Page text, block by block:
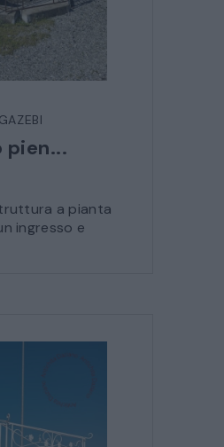
GAZEBI
pien...
a pianta
ingresso e